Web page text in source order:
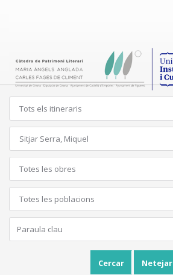
Tots els itineraris
Sitjar Serra, Miquel
Totes les obres
Totes les poblacions
Cercar Netejar